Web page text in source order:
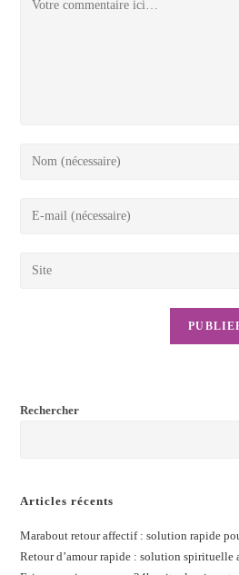
Rechercher
Articles récents
Marabout retour affectif : solution rapide
Retour d’amour rapide : solution spirituelle